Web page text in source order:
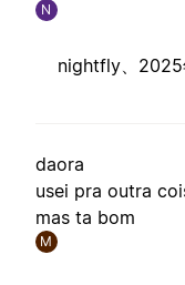
N
nightfly、
daora
usei pra outra
mas ta bom
M